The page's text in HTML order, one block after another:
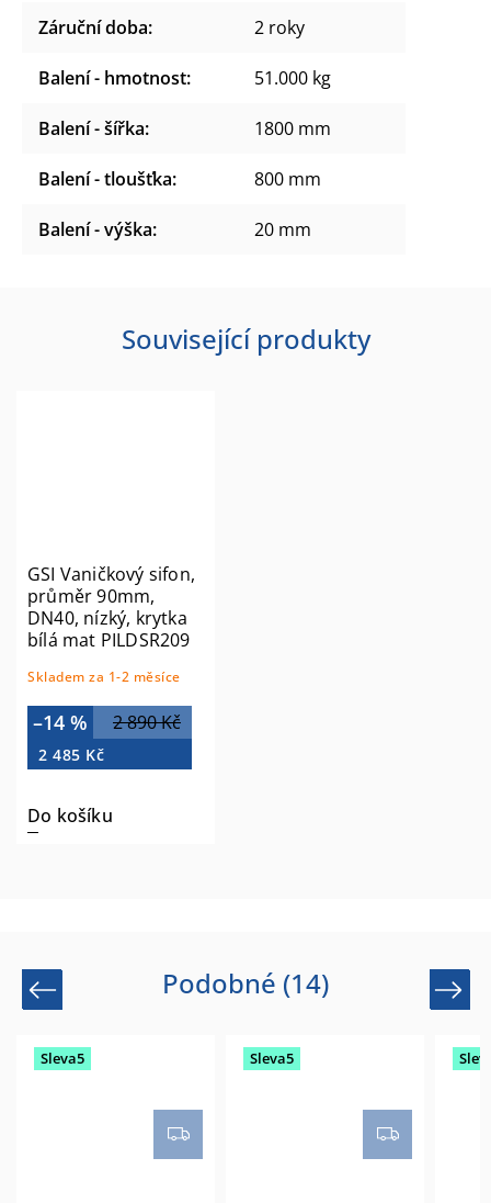
Záruční doba: 2 roky
Balení - hmotnost: 51.000 kg
Balení - šířka: 1800 mm
Balení - tloušťka: 800 mm
Balení - výška: 20 mm
Související produkty
GSI Vaničkový sifon,
průměr 90mm,
DN40, nízký, krytka
bílá mat PILDSR209
Skladem za 1-2 měsíce
2 890 Kč
–14 %
2 485 Kč
Do košíku
Podobné (14)
Previous
Sleva5 Sleva5
Next